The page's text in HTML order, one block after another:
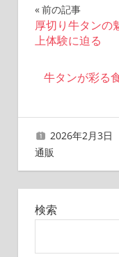
投
稿
ナ
ゲ
ー
シ
ョ
前の記事
厚切り牛タンの
上体験に迫る
牛タンが彩る
2026年2月3日
通販
検索